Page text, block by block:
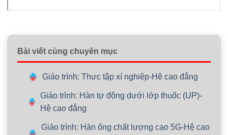
Bài viết cùng chuyên mục
Giáo trình: Thực tập xí nghiệp-Hệ cao đẳng
Giáo trình: Hàn tự động dưới lớp thuốc (UP)-
Hệ cao đẳng
Giáo trình: Hàn ống chất lượng cao 5G-Hệ cao